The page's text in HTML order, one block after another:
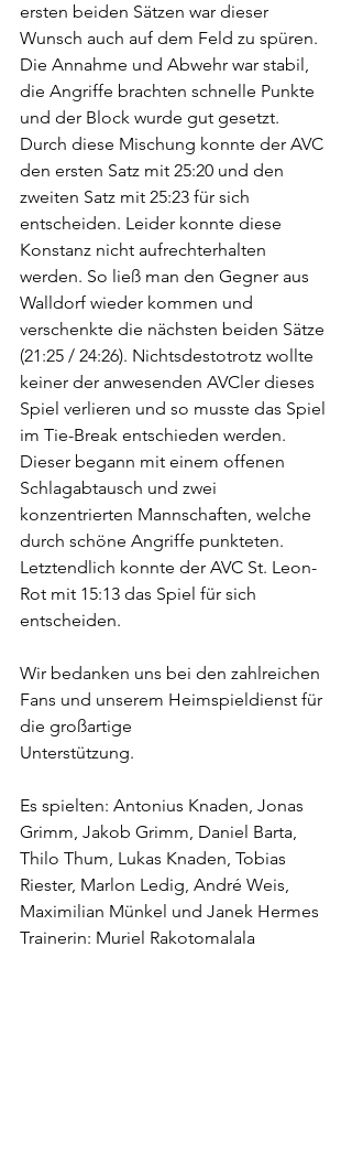
ersten beiden Sätzen war dieser
Wunsch auch auf dem Feld zu spüren.
Die Annahme und Abwehr war stabil,
die Angriffe brachten schnelle Punkte
und der Block wurde gut gesetzt.
Durch diese Mischung konnte der AVC
den ersten Satz mit 25:20 und den
zweiten Satz mit 25:23 für sich
entscheiden. Leider konnte diese
Konstanz nicht aufrechterhalten
werden. So ließ man den Gegner aus
Walldorf wieder kommen und
verschenkte die nächsten beiden Sätze
(21:25 / 24:26). Nichtsdestotrotz wollte
keiner der anwesenden AVCler dieses
Spiel verlieren und so musste das Spiel
im Tie-Break entschieden werden.
Dieser begann mit einem offenen
Schlagabtausch und zwei
konzentrierten Mannschaften, welche
durch schöne Angriffe punkteten.
Letztendlich konnte der AVC St. Leon-
Rot mit 15:13 das Spiel für sich
entscheiden.
Wir bedanken uns bei den zahlreichen
Fans und unserem Heimspieldienst für
die großartige
Unterstützung.
Es spielten: Antonius Knaden, Jonas
Grimm, Jakob Grimm, Daniel Barta,
Thilo Thum, Lukas Knaden, Tobias
Riester, Marlon Ledig, André Weis,
Maximilian Münkel und Janek Hermes
Trainerin: Muriel Rakotomalala